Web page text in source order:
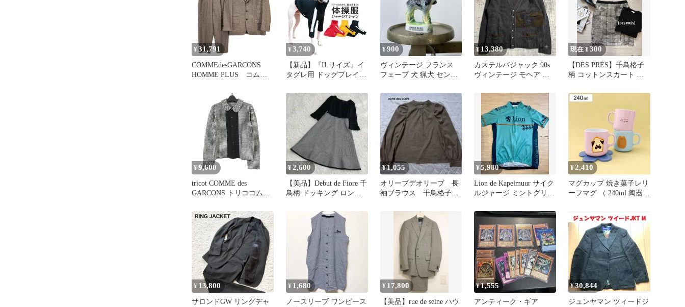
¥ 31,791
COMMEdesGARCONS
HOMME PLUS コムデ
ス AD1991 90ｓ PJ-
0503S ブラウン ハウンド
トゥース ウール セット
アップ スーツ S
¥ 3,740
【新品】『ILサイズ』イ
タグレ用 ドッグプレイ
ャツ
¥900
ヴィンテージ フランス
フェーブ 犬 猟犬 セント
¥ 13,380
カステルバジャック 90s
ヴィンテージ モヘア カ
現在 ¥300
【DES PRÉS】千鳥格子
柄 コットンスカート ひ
¥ 9,600
tricot COMME des
GARCONS トリココムデ
ージーコンビネーション
ハウンドトゥースラウン
ドカラーシャツ AD2000
TT-040470
¥2,600
【美品】Debut de Fiore 千
鳥柄 ドッキング ロング
¥1,055
オリーブデオリーブ 長
袖ブラウス 千鳥格子柄
ュ ブラウン
¥5,980
Lion de Kapelmuur サイク
ルジャージ ミントグリー
¥2,410
マグカップ 焼き菓子レリ
ーフマグ （ 240ml 陶器
チーフ パウンドケーキ
マドレーヌ かわいい お
しゃれ カフェ風 )
¥ 13,800
サロンドGW リングヂャ
¥ 1,680
ノースリーブ ワンピース
¥ 17,800
【美品】rue de seine ハウ
¥1,555
アンティーク・ギア
¥30,844
ジュンヤマン ツィードジ